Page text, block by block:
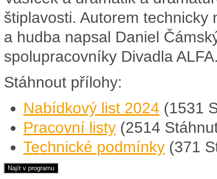
štiplavosti. Autorem
a hudba napsal Daniel
spolupracovníky Divadla
Stáhnout přílohy:
Nabídkový list 2024 (1531
Pracovní listy (2514
Technické podmínky (371